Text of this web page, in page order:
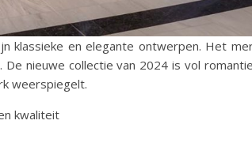
klassieke en elegante ontwerpen. Het
nieuwe collectie van 2024 is vol
weerspiegelt.
kwaliteit